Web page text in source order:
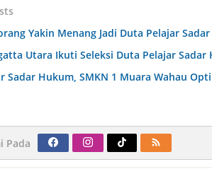
Yakin Menang Jadi Duta Pelajar
Utara Ikuti Seleksi Duta Pelajar Sadar
Sadar Hukum, SMKN 1 Muara Wahau
Pada